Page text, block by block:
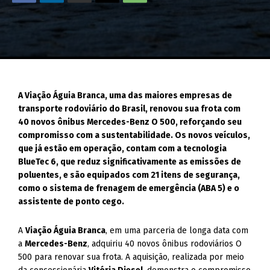
A Viação Águia Branca, uma das maiores empresas de
transporte rodoviário do Brasil, renovou sua frota com
40 novos ônibus Mercedes-Benz O 500, reforçando seu
compromisso com a sustentabilidade. Os novos veículos,
que já estão em operação, contam com a tecnologia
BlueTec 6, que reduz significativamente as emissões de
poluentes, e são equipados com 21 itens de segurança,
como o sistema de frenagem de emergência (ABA 5) e o
assistente de ponto cego.
AViação Águia Branca, em uma parceria de longa data com
aMercedes-Benz, adquiriu 40 novos ônibus rodoviários O
500 para renovar sua frota. A aquisição, realizada por meio